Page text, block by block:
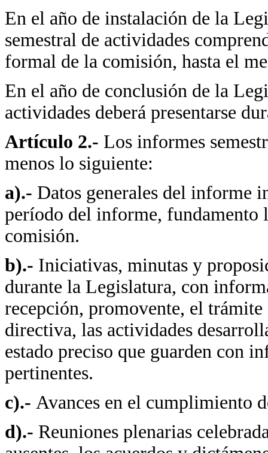
En el año de instalación de la
semestral de actividades
formal de la comisión, hasta el
En el año de conclusión de la
actividades deberá presentarse
Artículo 2.- Los informes
menos lo siguiente:
a).- Datos generales del informe
período del informe, fundamento
comisión.
b).- Iniciativas, minutas y
durante la Legislatura, con
recepción, promovente, el
directiva, las actividades
estado preciso que guarden con
pertinentes.
c).- Avances en el cumplimiento
d).- Reuniones plenarias